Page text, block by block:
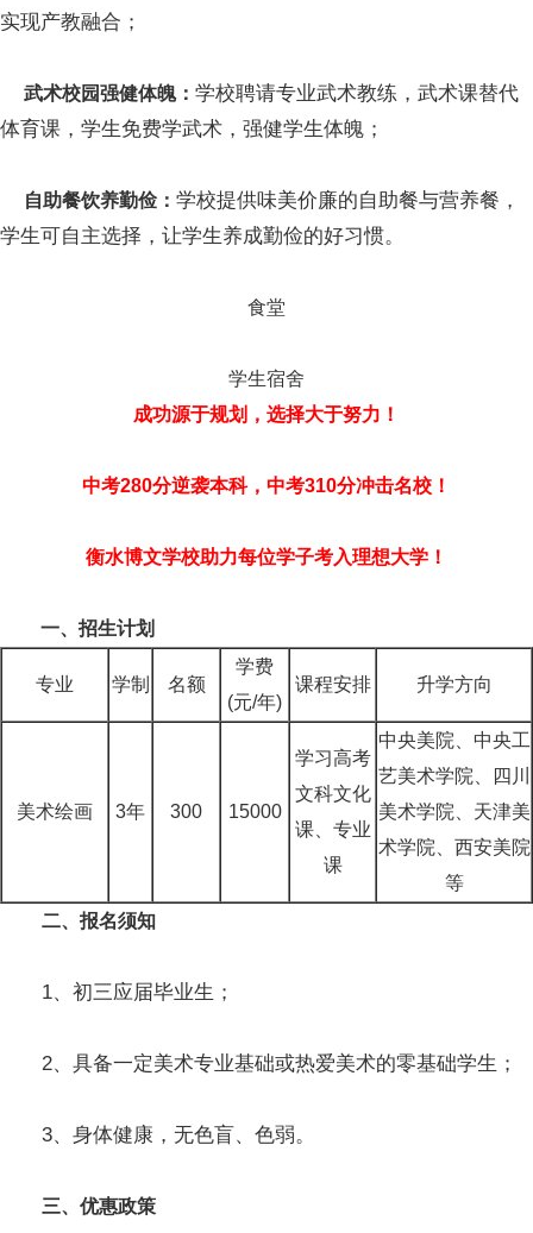
实现产教融合；
武术校园强健体魄： 学校聘请专业武术教练，武术课替代
体育课，学生免费学武术，强健学生体魄；
自助餐饮养勤俭： 学校提供味美价廉的自助餐与营养餐，
学生可自主选择，让学生养成勤俭的好习惯。
食堂
学生宿舍
成功源于规划，选择大于努力！
中考280分逆袭本科，中考310分冲击名校！
衡水博文学校助力每位学子考入理想大学！
一、招生计划
专业 学制 名额
学费
(元/年)
课程安排 升学方向
美术绘画 3年 300 15000
学习高考
文科文化
课、专业
课
中央美院、中央工
艺美术学院、四川
美术学院、天津美
术学院、西安美院
等
二、报名须知
1、初三应届毕业生；
2、具备一定美术专业基础或热爱美术的零基础学生；
3、身体健康，无色盲、色弱。
三、优惠政策